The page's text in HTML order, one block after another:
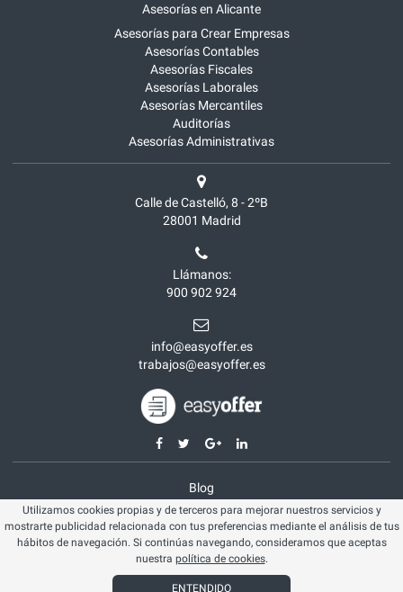
Asesorías en Alicante
Asesorías para Crear Empresas
Asesorías Contables
Asesorías Fiscales
Asesorías Laborales
Asesorías Mercantiles
Auditorías
Asesorías Administrativas
Calle de Castelló, 8 - 2ºB
28001 Madrid
Llámanos:
900 902 924
info@easyoffer.es
trabajos@easyoffer.es
Blog
Opiniones
Aviso legal
Política cookies
Utilizamos cookies propias y de terceros para mejorar nuestros servicios y
mostrarte publicidad relacionada con tus preferencias mediante el análisis de tus
hábitos de navegación. Si continúas navegando, consideramos que aceptas
nuestra política de cookies.
ENTENDIDO